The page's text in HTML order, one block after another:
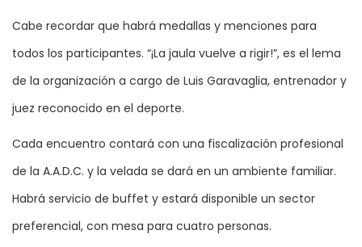
Cabe recordar que habrá medallas y menciones para
todos los participantes. “¡La jaula vuelve a rigir!”, es el lema
de la organización a cargo de Luis Garavaglia, entrenador y
juez reconocido en el deporte.
Cada encuentro contará con una fiscalización profesional
de la A.A.D.C. y la velada se dará en un ambiente familiar.
Habrá servicio de buffet y estará disponible un sector
preferencial, con mesa para cuatro personas.